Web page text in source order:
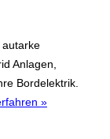
Anlagen,
Bordelektrik.
»